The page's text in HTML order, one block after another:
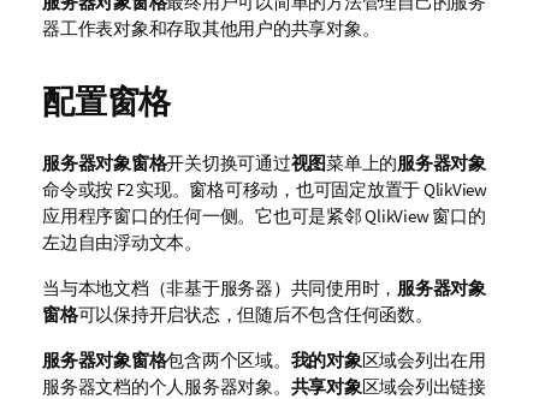
器工作表对象和存取其他用户的共享对象。
配置窗格
服务器对象窗格开关切换可通过视图菜单上的服务器对象
命令或按 F2 实现。窗格可移动，也可固定放置于 QlikView
应用程序窗口的任何一侧。它也可是紧邻 QlikView 窗口的
左边自由浮动文本。
当与本地文档（非基于服务器）共同使用时， 服务器对象
窗格可以保持开启状态，但随后不包含任何函数。
服务器对象窗格包含两个区域。 我的对象区域会列出在用
服务器文档的个人服务器对象。 共享对象区域会列出链接